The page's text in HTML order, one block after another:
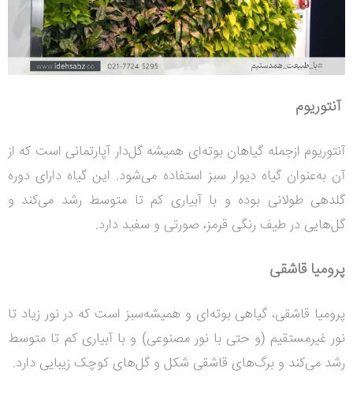
آنتوریوم
آنتوریوم ازجمله گیاهان بوته‌ای همیشه گل‌دار آپارتمانی است که از
آن به‌عنوان گیاه دیوار سبز استفاده می‌شود. این گیاه دارای دوره
گلدهی طولانی بوده و با آبیاری کم تا متوسط رشد می‌کند و
گل‌هایی در طیف رنگی قرمز، صورتی و سفید دارد.
پرومیا قاشقی
پرومیا قاشقی، گیاهی بوته‌ای و همیشه‌سبز است که در نور زیاد تا
نور غیرمستقیم (و حتی با نور مصنوعی) و با آبیاری کم تا متوسط
رشد می‌کند و برگ‌های قاشقی شکل و گل‌های کوچک زیبایی دارد.